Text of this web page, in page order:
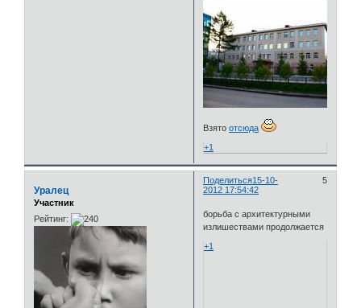
Взятоотсюда
+1
Поделиться 5
15-10-
2012 17:54:42
Уралец
Участник
Рейтинг:
борьба с архитектурными
излишествами продолжается
+1